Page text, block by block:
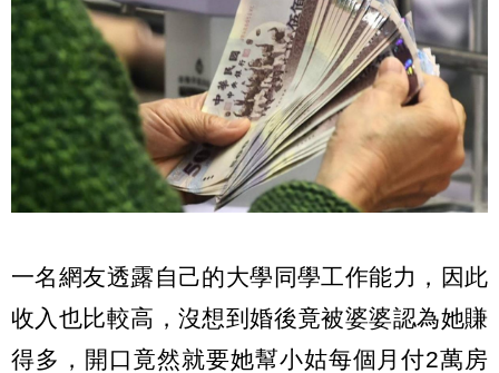
一名網友透露自己的大學同學工作能力，因此
收入也比較高，沒想到婚後竟被婆婆認為她賺
得多，開口竟然就要她幫小姑每個月付2萬房